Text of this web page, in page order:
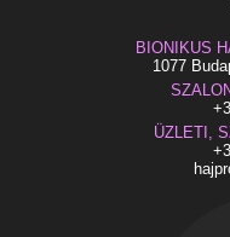
BIONIKUS
1077
ÜZLETI,